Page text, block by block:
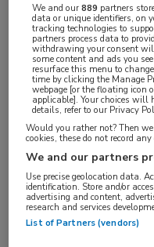
BRANCHE
Onbekend
AANSTELLING
Vaste aanstelling
PLAATSINGSDATUM
9 juni 2025
NIVEAU
ERVARING
Niet nader bepaald
DIENSTVERBAND
We and our889 partners
data or unique identifiers, on
tracking technologies to
partners process data to
withdrawing your consent
some content and ads you
resurface this menu to
time by clicking the Manage
webpage [or the floating icon
applicable]. Your choices will
details, refer to our Privacy
Would you rather not? Then
cookies, these do not record
We and our partners
Use precise geolocation data.
identification. Store and/or
advertising and content,
research and services
List of Partners (vendors)